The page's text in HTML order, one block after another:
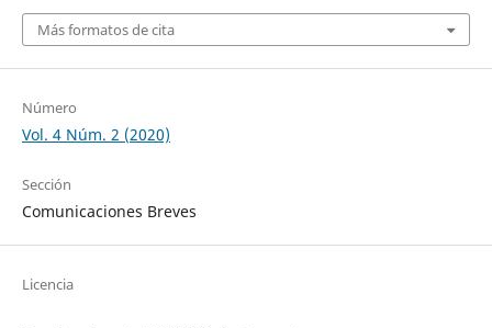
Más formatos de cita
Número
Vol. 4 Núm. 2 (2020)
Sección
Comunicaciones Breves
Licencia